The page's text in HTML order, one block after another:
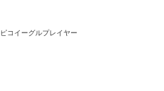
ピコイーグルプレイヤー